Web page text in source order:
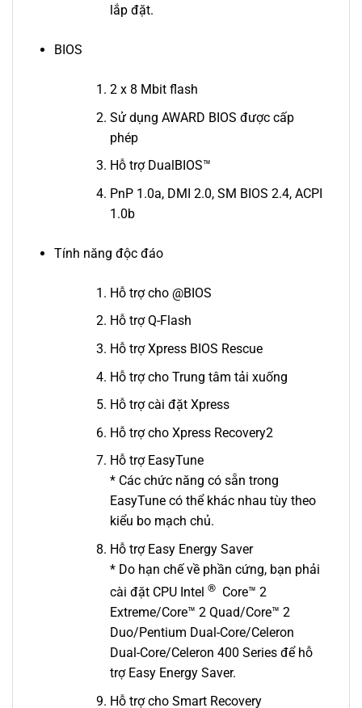
lắp đặt.
BIOS
2 x 8 Mbit flash
Sử dụng AWARD BIOS được cấp
phép
Hỗ trợ DualBIOS™
PnP 1.0a, DMI 2.0, SM BIOS 2.4, ACPI
1.0b
Tính năng độc đáo
Hỗ trợ cho @BIOS
Hỗ trợ Q-Flash
Hỗ trợ Xpress BIOS Rescue
Hỗ trợ cho Trung tâm tải xuống
Hỗ trợ cài đặt Xpress
Hỗ trợ cho Xpress Recovery2
Hỗ trợ EasyTune
* Các chức năng có sẵn trong
EasyTune có thể khác nhau tùy theo
kiểu bo mạch chủ.
Hỗ trợ Easy Energy Saver
* Do hạn chế về phần cứng, bạn phải
cài đặt CPU Intel ®Core™ 2
Extreme/Core™ 2 Quad/Core™ 2
Duo/Pentium Dual-Core/Celeron
Dual-Core/Celeron 400 Series để hỗ
trợ Easy Energy Saver.
Hỗ trợ cho Smart Recovery